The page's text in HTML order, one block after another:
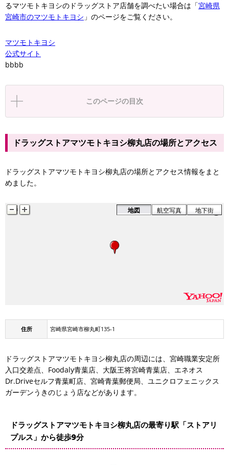
るマツモトキヨシのドラッグストア店舗を調べたい場合は「宮崎県
宮崎市のマツモトキヨシ 」のページをご覧ください。
マツモトキヨシ
公式サイト
bbbb
このページの目次
ドラッグストアマツモトキヨシ柳丸店の場所とアクセス
ドラッグストアマツモトキヨシ柳丸店の場所とアクセス情報をまと
めました。
地図 航空写真 地下街
住所 宮崎県宮崎市柳丸町135-1
ドラッグストアマツモトキヨシ柳丸店の周辺には、宮崎職業安定所
入口交差点、Foodaly青葉店、大阪王将宮崎青葉店、エネオス
Dr.Driveセルフ青葉町店、宮崎青葉郵便局、ユニクロフェニックス
ガーデンうきのじょう店などがあります。
ドラッグストアマツモトキヨシ柳丸店の最寄り駅「ストアリ
プルス」から徒歩9分